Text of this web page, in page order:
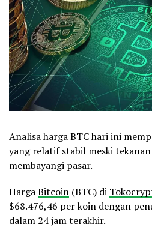
Analisa harga BTC hari ini
yang relatif stabil meski
membayangi pasar.
HargaBitcoin (BTC) di
$68.476,46 per koin dengan
dalam 24 jam terakhir.